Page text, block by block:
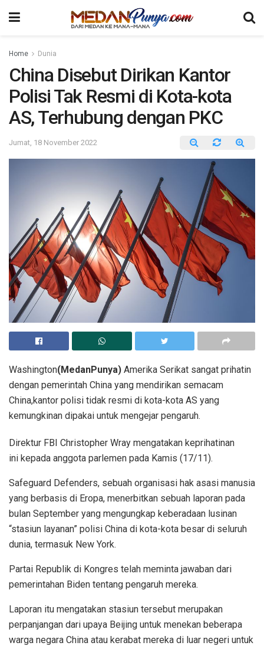
Home Dunia
China Disebut Dirikan Kantor
Polisi Tak Resmi di Kota-kota
AS, Terhubung dengan PKC
Jumat, 18 November 2022
Washington(MedanPunya) Amerika Serikat sangat prihatin
dengan pemerintah China yang mendirikan semacam
China,kantor polisi tidak resmi di kota-kota AS yang
kemungkinan dipakai untuk mengejar pengaruh.
Direktur FBI Christopher Wray mengatakan keprihatinan
ini kepada anggota parlemen pada Kamis (17/11).
Safeguard Defenders, sebuah organisasi hak asasi manusia
yang berbasis di Eropa, menerbitkan sebuah laporan pada
bulan September yang mengungkap keberadaan lusinan
“stasiun layanan” polisi China di kota-kota besar di seluruh
dunia, termasuk New York.
Partai Republik di Kongres telah meminta jawaban dari
pemerintahan Biden tentang pengaruh mereka.
Laporan itu mengatakan stasiun tersebut merupakan
perpanjangan dari upaya Beijing untuk menekan beberapa
warga negara China atau kerabat mereka di luar negeri untuk